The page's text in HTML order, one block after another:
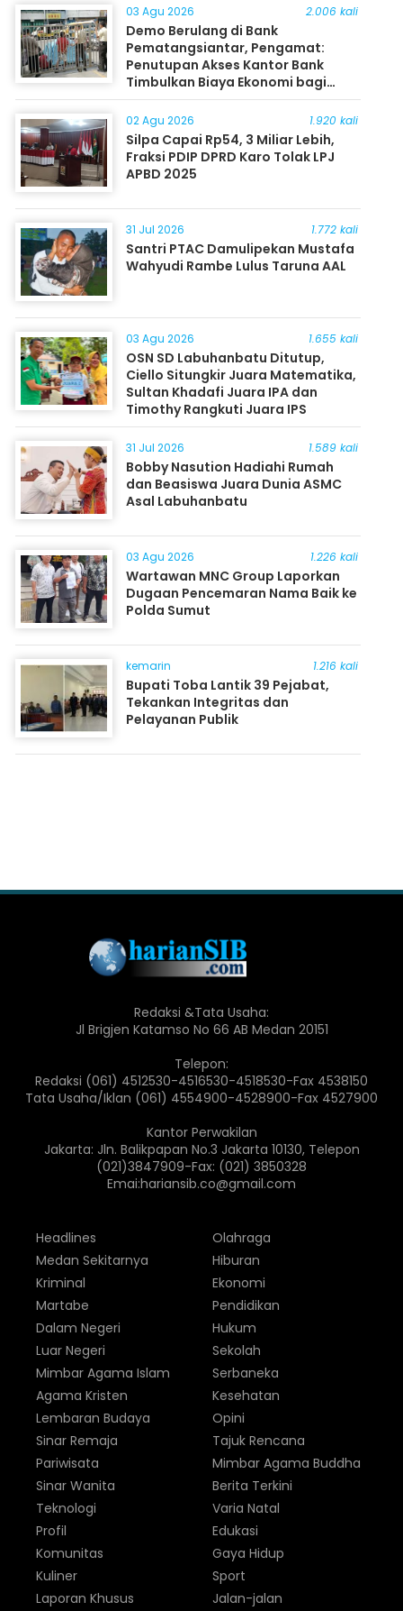
03 Agu 2026 2.006 kali
Demo Berulang di Bank
Pematangsiantar, Pengamat:
Penutupan Akses Kantor Bank
Timbulkan Biaya Ekonomi bagi
Masyarakat
02 Agu 2026 1.920 kali
Silpa Capai Rp54, 3 Miliar Lebih,
Fraksi PDIP DPRD Karo Tolak LPJ
APBD 2025
31 Jul 2026 1.772 kali
Santri PTAC Damulipekan Mustafa
Wahyudi Rambe Lulus Taruna AAL
03 Agu 2026 1.655 kali
OSN SD Labuhanbatu Ditutup,
Ciello Situngkir Juara Matematika,
Sultan Khadafi Juara IPA dan
Timothy Rangkuti Juara IPS
31 Jul 2026 1.589 kali
Bobby Nasution Hadiahi Rumah
dan Beasiswa Juara Dunia ASMC
Asal Labuhanbatu
03 Agu 2026 1.226 kali
Wartawan MNC Group Laporkan
Dugaan Pencemaran Nama Baik ke
Polda Sumut
kemarin 1.216 kali
Bupati Toba Lantik 39 Pejabat,
Tekankan Integritas dan
Pelayanan Publik
Redaksi &Tata Usaha:
Jl Brigjen Katamso No 66 AB Medan 20151
Telepon:
Redaksi (061) 4512530-4516530-4518530-Fax 4538150
Tata Usaha/Iklan (061) 4554900-4528900-Fax 4527900
Kantor Perwakilan
Jakarta: Jln. Balikpapan No.3 Jakarta 10130, Telepon
(021)3847909-Fax: (021) 3850328
Emai:hariansib.co@gmail.com
Headlines
Medan Sekitarnya
Kriminal
Martabe
Dalam Negeri
Luar Negeri
Olahraga
Hiburan
Ekonomi
Pendidikan
Hukum
Sekolah
Mimbar Agama Islam
Agama Kristen
Lembaran Budaya
Sinar Remaja
Pariwisata
Sinar Wanita
Serbaneka
Kesehatan
Opini
Tajuk Rencana
Mimbar Agama Buddha
Berita Terkini
Teknologi
Profil
Komunitas
Kuliner
Laporan Khusus
Varia Natal
Edukasi
Gaya Hidup
Sport
Jalan-jalan